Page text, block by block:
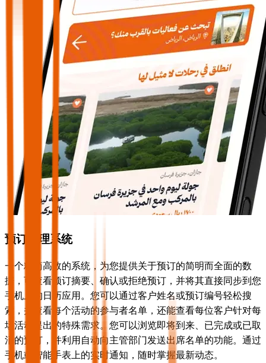
预订管理系统
一个精简高效的系统，为您提供关于预订的简明而全面的数
据，可查看预订摘要、确认或拒绝预订，并将其直接同步到您
手机上的日历应用。您可以通过客户姓名或预订编号轻松搜
索，并查看每个活动的参与者名单，还能查看每位客户针对每
场活动提出的特殊需求。您可以浏览即将到来、已完成或已取
消的预订，并利用自动向主管部门发送出席名单的功能。通过
手机或智能手表上的实时通知，随时掌握最新动态。